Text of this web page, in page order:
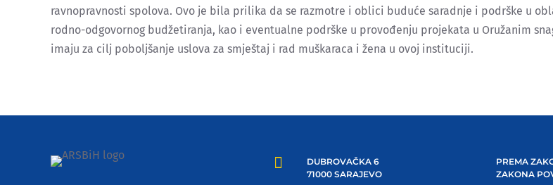
ravnopravnosti spolova. Ovo je bila prilika da se razmotre i oblici buduće saradnje i podrške u
rodno-odgovornog budžetiranja, kao i eventualne podrške u provođenju projekata u Oružanim
imaju za cilj poboljšanje uslova za smještaj i rad muškaraca i žena u ovoj instituciji.

DUBROVAČKA 6
71000 SARAJEVO
PREMA
ZAKONA